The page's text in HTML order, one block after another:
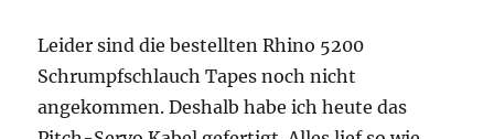
Leider sind die bestellten Rhino 5200
Schrumpfschlauch Tapes noch nicht
angekommen. Deshalb habe ich heute das